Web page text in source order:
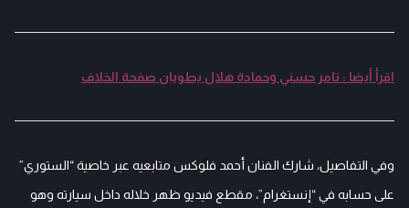
اقرأ أيضا : تامر حسني وحمادة هلال يطويان صفحة الخلاف
وفي التفاصيل، شارك الفنان أحمد فلوكس متابعيه عبر خاصية “الستوري”
على حسابه في “إنستغرام”، مقطع فيديو ظهر خلاله داخل سيارته وهو